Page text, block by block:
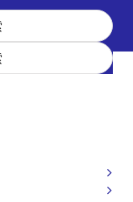
ービス（機能安全対応）
ビス